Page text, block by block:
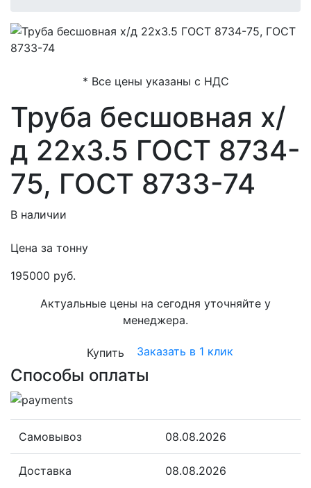
* Все цены указаны с НДС
Труба бесшовная х/
д 22х3.5 ГОСТ 8734-
75, ГОСТ 8733-74
В наличии
Цена за тонну
195000 руб.
Актуальные цены на сегодня уточняйте у
менеджера.
Купить Заказать в 1 клик
Способы оплаты
Самовывоз 08.08.2026
Доставка 08.08.2026